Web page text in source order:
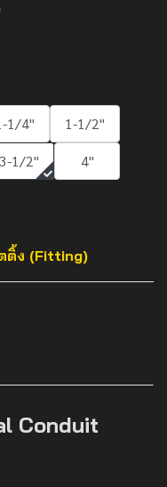
1/4"
1-1/2"
3-1/2"
4"
ติ้ง (Fitting)
Conduit